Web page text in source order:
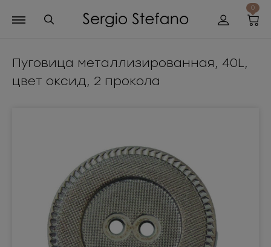
0
Пуговица металлизированная, 40L,
цвет оксид, 2 прокола